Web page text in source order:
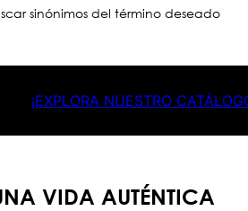
sinónimos del término deseado
¡EXPLORA NUESTRO
VIDA AUTÉNTICA